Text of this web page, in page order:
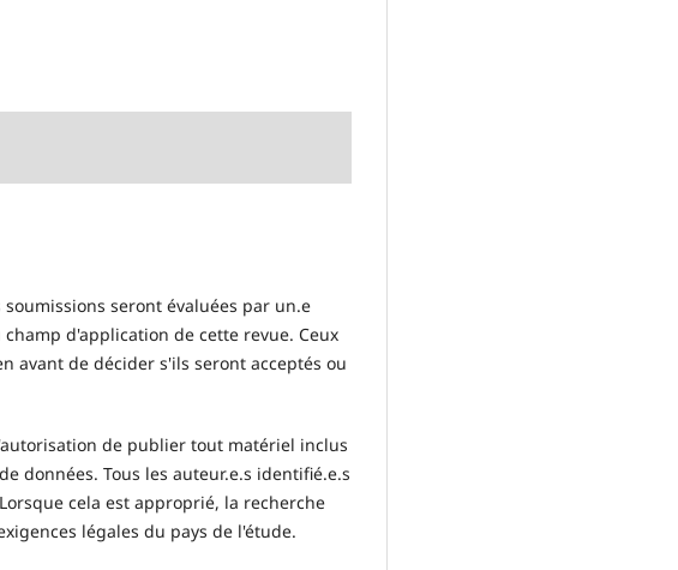
seront évaluées par un.e
d'application de cette revue. Ceux
avant de décider s'ils seront acceptés ou
de publier tout matériel inclus
données. Tous les auteur.e.s identifié.e.s
cela est approprié, la recherche
légales du pays de l'étude.